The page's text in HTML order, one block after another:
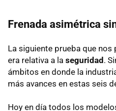
Frenada asimétrica
La siguiente prueba que nos
era relativa a la seguridad.
ámbitos en donde la
más avances en estas seis
Hoy en día todos los